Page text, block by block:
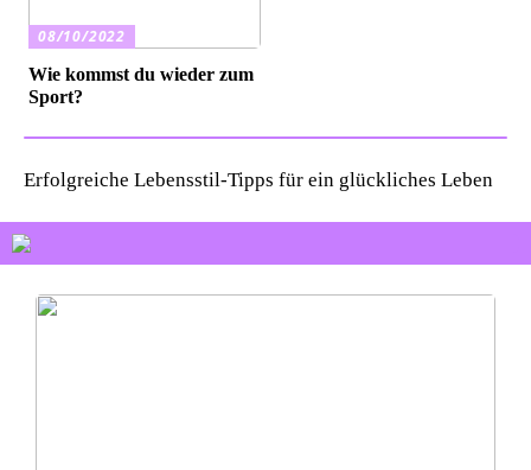
08/10/2022
Wie kommst du wieder zum
Sport?
Erfolgreiche Lebensstil-Tipps für ein glückliches Leben